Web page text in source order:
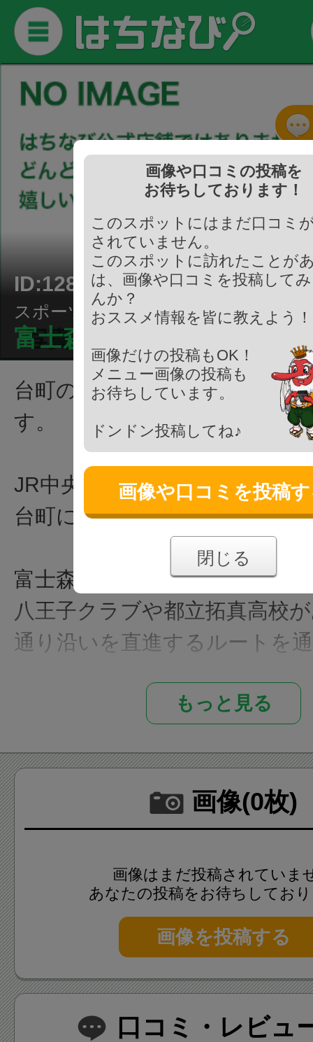
ID:128733
スポーツ・アウトドア施設/陸上競技
富士森公園 陸上競技場
台町の富士森公園内にある陸
す。
JR中央線 西八王子駅南口から
台町にあります。
富士森公園へ訪れる際には、
八王子クラブや都立拓真高校
通り沿いを直進するルートを
り、スーパーアルプス台町店
ます。
この富士森公園 陸上競技場に
のトラックがあり、8レーン
団体利用者が多く、貸切られ
いですが、団体貸切を行って
は一般開放されています。
もっと見る
画像(0枚)
画像はまだ投稿されていま
あなたの投稿をお待ちしてお
画像を投稿する
口コミ・レビュ
画像や口コミの投稿を
お待ちしております！
このスポットにはまだ口コミ
されていません。
このスポットに訪れたことが
は、画像や口コミを投稿して
んか？
おススメ情報を皆に教えよう
画像だけの投稿もOK！
メニュー画像の投稿も
お待ちしています。
ドンドン投稿してね♪
画像や口コミを投稿
閉じる